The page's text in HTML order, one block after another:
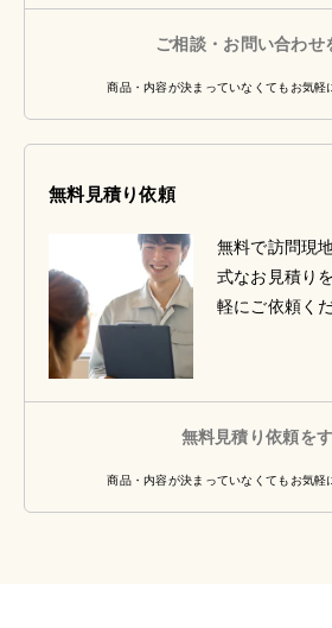
ご相談・お問い合わせ
商品・内容が決まっていなくてもお気軽
無料見積り依頼
無料で訪問現
式なお見積り
軽にご依頼く
無料見積り依頼を
商品・内容が決まっていなくてもお気軽